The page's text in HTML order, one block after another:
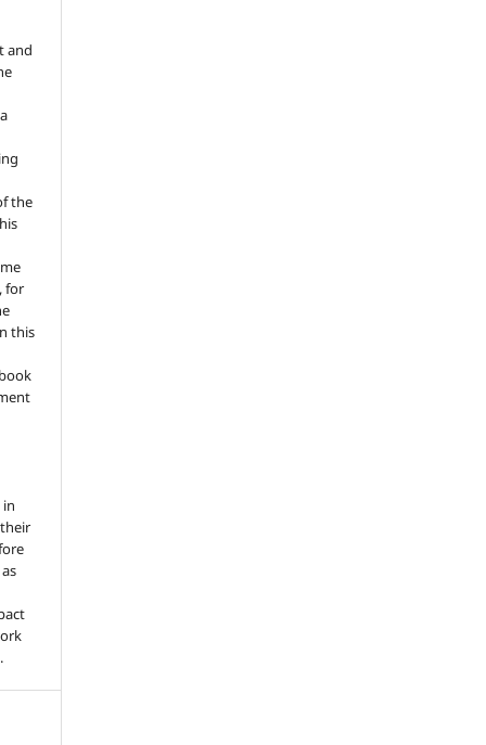
and
the
for
this